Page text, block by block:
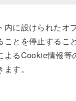
内に設けられたオ
ことを停止するこ
よるCookie情報等
す。